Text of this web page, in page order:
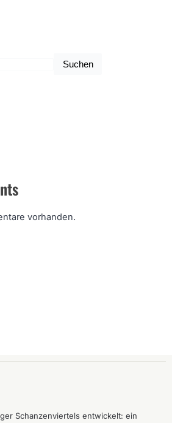
Suchen
vorhanden.
Schanzenviertels entwickelt: ein